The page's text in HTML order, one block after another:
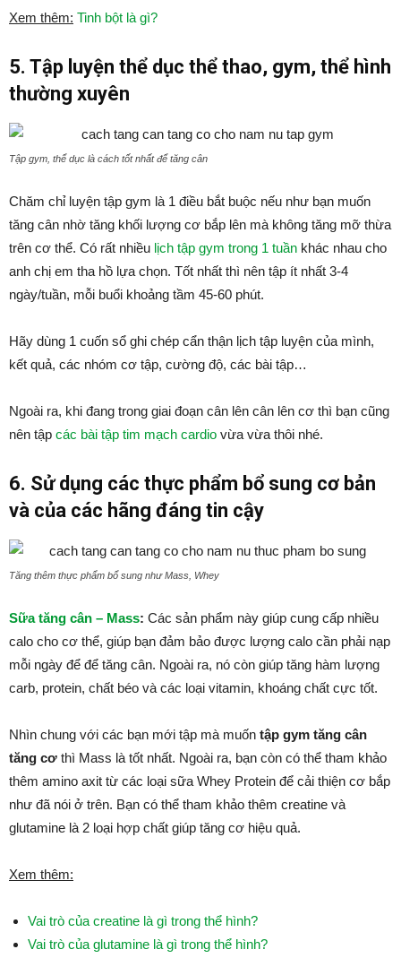
Xem thêm: Tinh bột là gì?
5. Tập luyện thể dục thể thao, gym, thể hình
thường xuyên
Tập gym, thể dục là cách tốt nhất để tăng cân
Chăm chỉ luyện tập gym là 1 điều bắt buộc nếu như bạn muốn
tăng cân nhờ tăng khối lượng cơ bắp lên mà không tăng mỡ thừa
trên cơ thể. Có rất nhiều lịch tập gym trong 1 tuần khác nhau cho
anh chị em tha hồ lựa chọn. Tốt nhất thì nên tập ít nhất 3-4
ngày/tuần, mỗi buổi khoảng tầm 45-60 phút.
Hãy dùng 1 cuốn sổ ghi chép cẩn thận lịch tập luyện của mình,
kết quả, các nhóm cơ tập, cường độ, các bài tập…
Ngoài ra, khi đang trong giai đoạn cân lên cân lên cơ thì bạn cũng
nên tập các bài tập tim mạch cardio vừa vừa thôi nhé.
6. Sử dụng các thực phẩm bổ sung cơ bản
và của các hãng đáng tin cậy
Tăng thêm thực phẩm bổ sung như Mass, Whey
Sữa tăng cân – Mass: Các sản phẩm này giúp cung cấp nhiều
calo cho cơ thể, giúp bạn đảm bảo được lượng calo cần phải nạp
mỗi ngày để để tăng cân. Ngoài ra, nó còn giúp tăng hàm lượng
carb, protein, chất béo và các loại vitamin, khoáng chất cực tốt.
Nhìn chung với các bạn mới tập mà muốn tập gym tăng cân
tăng cơ thì Mass là tốt nhất. Ngoài ra, bạn còn có thể tham khảo
thêm amino axit từ các loại sữa Whey Protein để cải thiện cơ bắp
như đã nói ở trên. Bạn có thể tham khảo thêm creatine và
glutamine là 2 loại hợp chất giúp tăng cơ hiệu quả.
Xem thêm:
Vai trò của creatine là gì trong thể hình?
Vai trò của glutamine là gì trong thể hình?